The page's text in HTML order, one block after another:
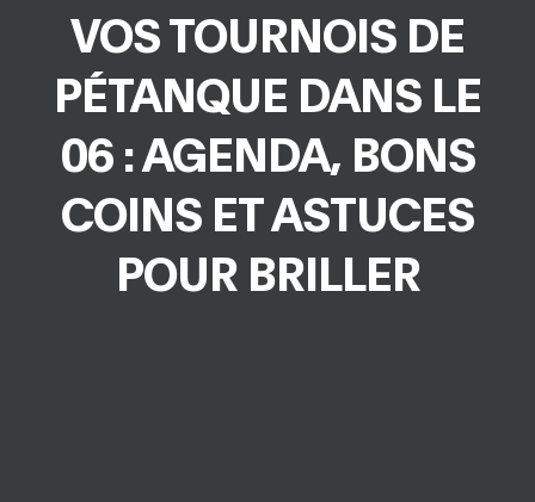
VOS TOURNOIS DE
PÉTANQUE DANS LE
06 : AGENDA, BONS
COINS ET ASTUCES
POUR BRILLER